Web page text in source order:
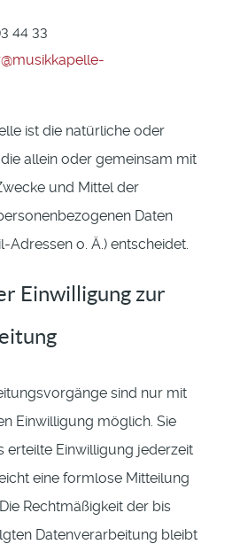
44 33
ist die natürliche oder
allein oder gemeinsam mit
und Mittel der
Daten
Adressen o. Ä.) entscheidet.
Einwilligung zur
sind nur mit
Einwilligung möglich. Sie
erteilte Einwilligung jederzeit
eine formlose Mitteilung
Rechtmäßigkeit der bis
Datenverarbeitung bleibt